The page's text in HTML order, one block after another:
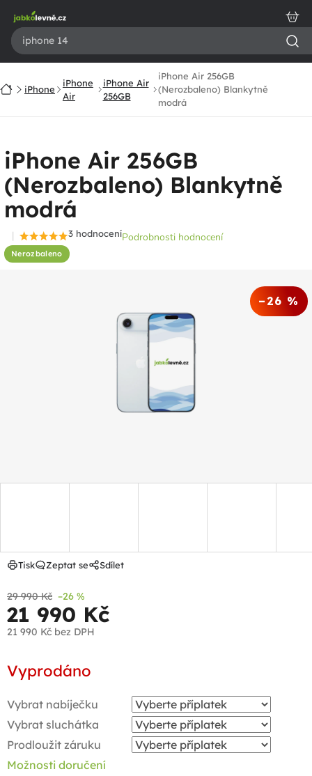
obsah
DomůiPhone
iPhone
Air
iPhone Air
256GB
iPhone Air 256GB
(Nerozbaleno) Blankytně
modrá
iPhone Air 256GB
(Nerozbaleno) Blankytně
modrá
Nerozbaleno
Průměrné
hodnocení
3 hodnoceníPodrobnosti hodnocení
–26 %
29 990 Kč –26 %
21 990 Kč
21 990 Kč bez DPH
cena:
Vyprodáno
Vybrat nabíječku
Vybrat sluchátka
Prodloužit záruku
Možnosti doručení
Tisk Zeptat se Sdílet